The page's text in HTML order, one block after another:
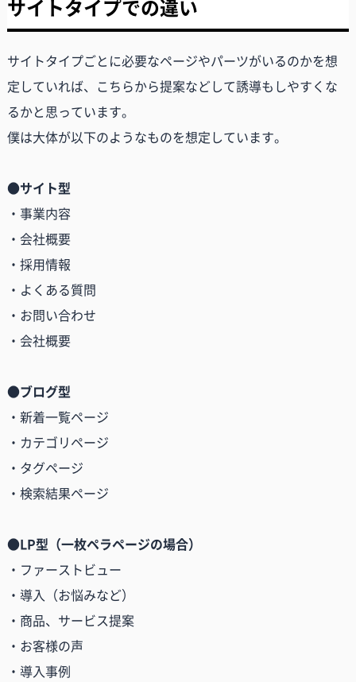
サイトタイプでの違い
サイトタイプごとに必要なページやパーツがいるのかを想
定していれば、こちらから提案などして誘導もしやすくな
るかと思っています。
僕は大体が以下のようなものを想定しています。
●サイト型
・事業内容
・会社概要
・採用情報
・よくある質問
・お問い合わせ
・会社概要
●ブログ型
・新着一覧ページ
・カテゴリページ
・タグページ
・検索結果ページ
●LP型（一枚ペラページの場合）
・ファーストビュー
・導入（お悩みなど）
・商品、サービス提案
・お客様の声
・導入事例